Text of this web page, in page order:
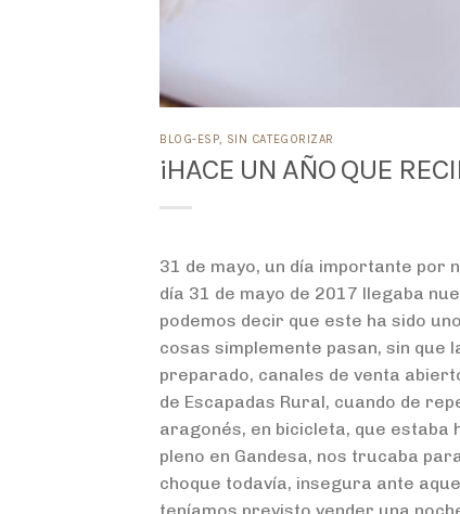
BLOG-ESP SIN CATEGORIZAR
¡HACE UN AÑO QUE
31 de mayo, un día importante por
día 31 de mayo de 2017 llegaba
podemos decir que este ha sido
cosas simplemente pasan, sin que
preparado, canales de venta
de Escapadas Rural, cuando de
aragonés, en bicicleta, que estaba
pleno en Gandesa, nos trucaba
choque todavía, insegura ante